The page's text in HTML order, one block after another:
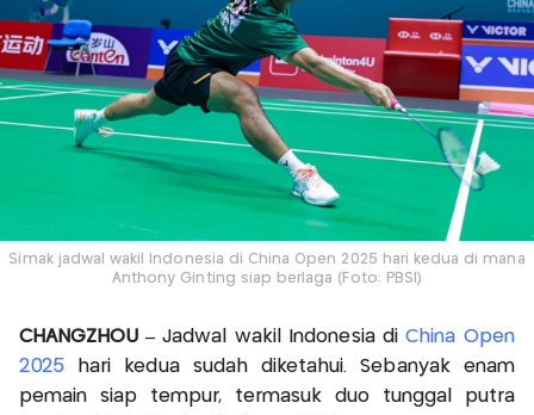
Simak jadwal wakil Indonesia di China Open 2025 hari kedua di mana
Anthony Ginting siap berlaga (Foto: PBSI)
CHANGZHOU –Jadwal wakil Indonesia diChina Open
2025 hari kedua sudah diketahui. Sebanyak enam
pemain siap tempur, termasuk duo tunggal putra